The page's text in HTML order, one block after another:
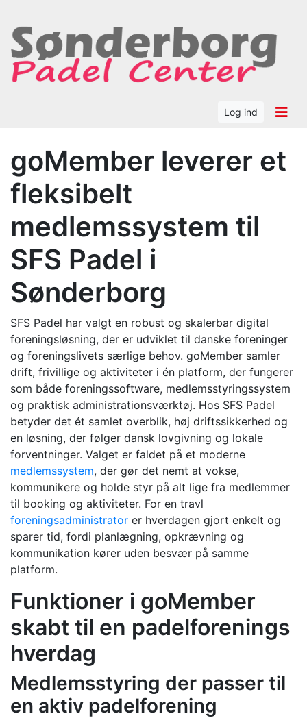
Log ind
goMember leverer et
fleksibelt
medlemssystem til
SFS Padel i
Sønderborg
SFS Padel har valgt en robust og skalerbar digital
foreningsløsning, der er udviklet til danske foreninger
og foreningslivets særlige behov. goMember samler
drift, frivillige og aktiviteter i én platform, der fungerer
som både foreningssoftware, medlemsstyringssystem
og praktisk administrationsværktøj. Hos SFS Padel
betyder det ét samlet overblik, høj driftssikkerhed og
en løsning, der følger dansk lovgivning og lokale
forventninger. Valget er faldet på et moderne
medlemssystem, der gør det nemt at vokse,
kommunikere og holde styr på alt lige fra medlemmer
til booking og aktiviteter. For en travl
foreningsadministrator er hverdagen gjort enkelt og
sparer tid, fordi planlægning, opkrævning og
kommunikation kører uden besvær på samme
platform.
Funktioner i goMember
skabt til en padelforenings
hverdag
Medlemsstyring der passer til
en aktiv padelforening